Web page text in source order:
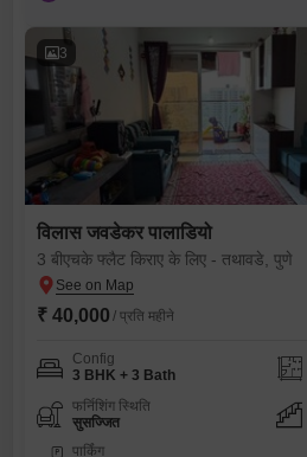
3
विलास जवडेकर पालाडियो
3 बीएचके फ्लैट किराए के लिए - तथावडे, पुणे
₹ 40,000 / प्रति महीने
Config
3 BHK + 3 Bath
फर्निशिंग स्थिति
सुसज्जित
पार्किंग